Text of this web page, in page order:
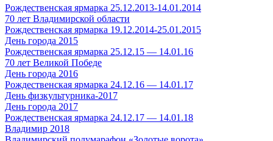
Рождественская ярмарка 25.12.2013-14.01.2014
70 лет Владимирской области
Рождественская ярмарка 19.12.2014-25.01.2015
День города 2015
Рождественская ярмарка 25.12.15 — 14.01.16
70 лет Великой Победе
День города 2016
Рождественская ярмарка 24.12.16 — 14.01.17
День физкультурника-2017
День города 2017
Рождественская ярмарка 24.12.17 — 14.01.18
Владимир 2018